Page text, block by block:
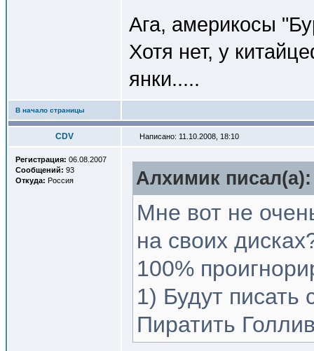
Ага, америкосы
Хотя нет, у
янки.....
В начало страницы
CDV Написано: 11.10.2008, 18:10
Регистрация: 06.08.2007
Сообщений: 93
Откуда: Россия Алхимик писал(a):
Мне вот не
на своих
100%
1) Будут
Пиратить